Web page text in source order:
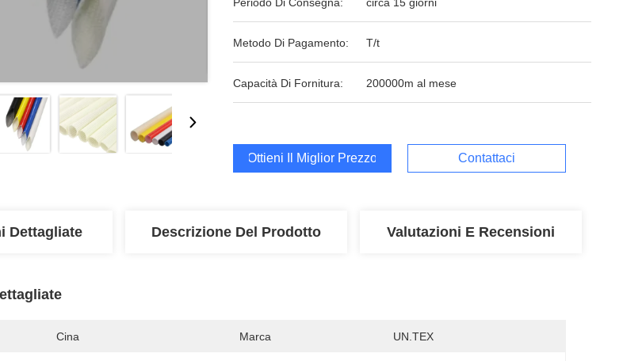
Metodo Di Pagamento: T/t
Capacità Di Fornitura: 200000m al mese
Ottieni Il Miglior Prezzo Contattaci
Dettagliate Descrizione Del Prodotto Valutazioni E Recensioni
Cina Marca UN.TEX